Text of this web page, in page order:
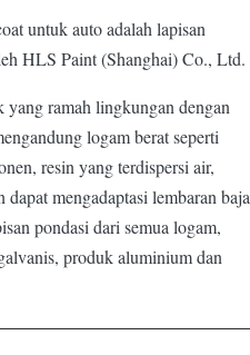
untuk auto adalah lapisan
HLS Paint (Shanghai) Co., Ltd.
ramah lingkungan dengan
logam berat seperti
resin yang terdispersi air,
mengadaptasi lembaran baja
pondasi dari semua logam,
produk aluminium dan